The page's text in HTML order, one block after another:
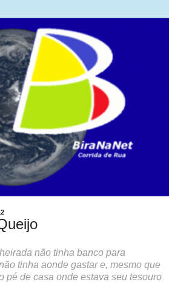
não tinha banco para
tinha aonde gastar e, mesmo que
pé de casa onde estava seu tesouro